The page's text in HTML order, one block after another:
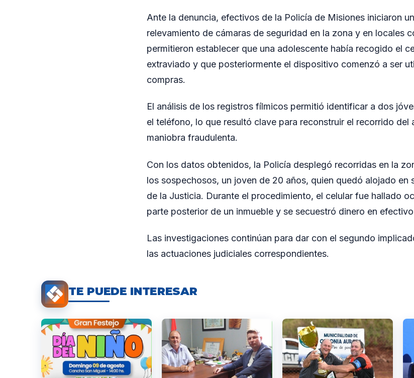
Ante la denuncia, efectivos de la Policía de Misiones iniciaron
relevamiento de cámaras de seguridad en la zona y en locales
permitieron establecer que una adolescente había recogido el
extraviado y que posteriormente el dispositivo comenzó a ser
compras.
El análisis de los registros fílmicos permitió identificar a dos
el teléfono, lo que resultó clave para reconstruir el recorrido del
maniobra fraudulenta.
Con los datos obtenidos, la Policía desplegó recorridas en la
los sospechosos, un joven de 20 años, quien quedó alojado en
de la Justicia. Durante el procedimiento, el celular fue hallado
parte posterior de un inmueble y se secuestró dinero en
Las investigaciones continúan para dar con el segundo
las actuaciones judiciales correspondientes.
TE PUEDE INTERESAR